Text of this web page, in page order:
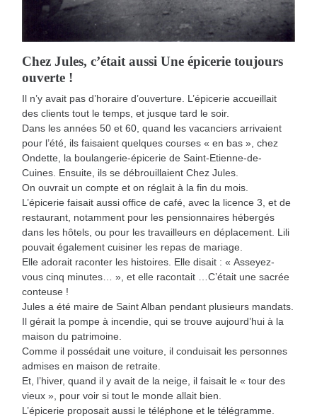
Chez Jules, c’était aussi Une épicerie toujours
ouverte !
Il n’y avait pas d’horaire d’ouverture. L’épicerie accueillait
des clients tout le temps, et jusque tard le soir.
Dans les années 50 et 60, quand les vacanciers arrivaient
pour l’été, ils faisaient quelques courses « en bas », chez
Ondette, la boulangerie-épicerie de Saint-Etienne-de-
Cuines. Ensuite, ils se débrouillaient Chez Jules.
On ouvrait un compte et on réglait à la fin du mois.
L’épicerie faisait aussi office de café, avec la licence 3, et de
restaurant, notamment pour les pensionnaires hébergés
dans les hôtels, ou pour les travailleurs en déplacement. Lili
pouvait également cuisiner les repas de mariage.
Elle adorait raconter les histoires. Elle disait : « Asseyez-
vous cinq minutes… », et elle racontait …C’était une sacrée
conteuse !
Jules a été maire de Saint Alban pendant plusieurs mandats.
Il gérait la pompe à incendie, qui se trouve aujourd’hui à la
maison du patrimoine.
Comme il possédait une voiture, il conduisait les personnes
admises en maison de retraite.
Et, l’hiver, quand il y avait de la neige, il faisait le « tour des
vieux », pour voir si tout le monde allait bien.
L’épicerie proposait aussi le téléphone et le télégramme.